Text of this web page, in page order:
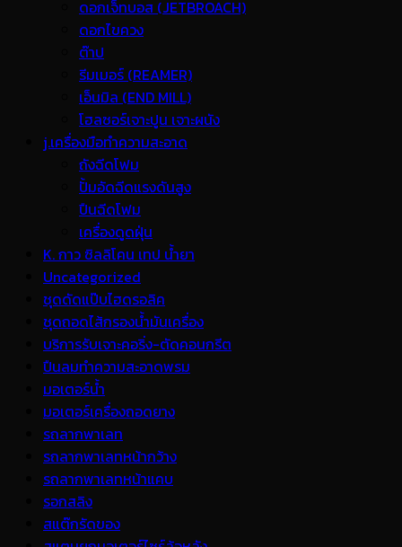
ดอกเจ็ทบอส (JETBROACH)
ดอกไขควง
ต๊าป
รีมเมอร์ (REAMER)
เอ็นมิล (END MILL)
โฮลซอร์เจาะปูน เจาะผนัง
j.เครื่องมือทำความสะอาด
ถังฉีดโฟม
ปั้มอัดฉีดแรงดันสูง
ปืนฉีดโฟม
เครื่องดูดฝุ่น
K. กาว ซิลลิโคน เทป น้ำยา
Uncategorized
ชุดดัดแป๊บไฮดรอลิค
ชุดถอดไส้กรองน้ำมันเครื่อง
บริการรับเจาะคอริ่ง-ตัดคอนกรีต
ปืนลมทำความสะอาดพรม
มอเตอร์น้ำ
มอเตอร์เครื่องถอดยาง
รถลากพาเลท
รถลากพาเลทหน้ากว้าง
รถลากพาเลทหน้าแคบ
รอกสลิง
สแต๊กรัดของ